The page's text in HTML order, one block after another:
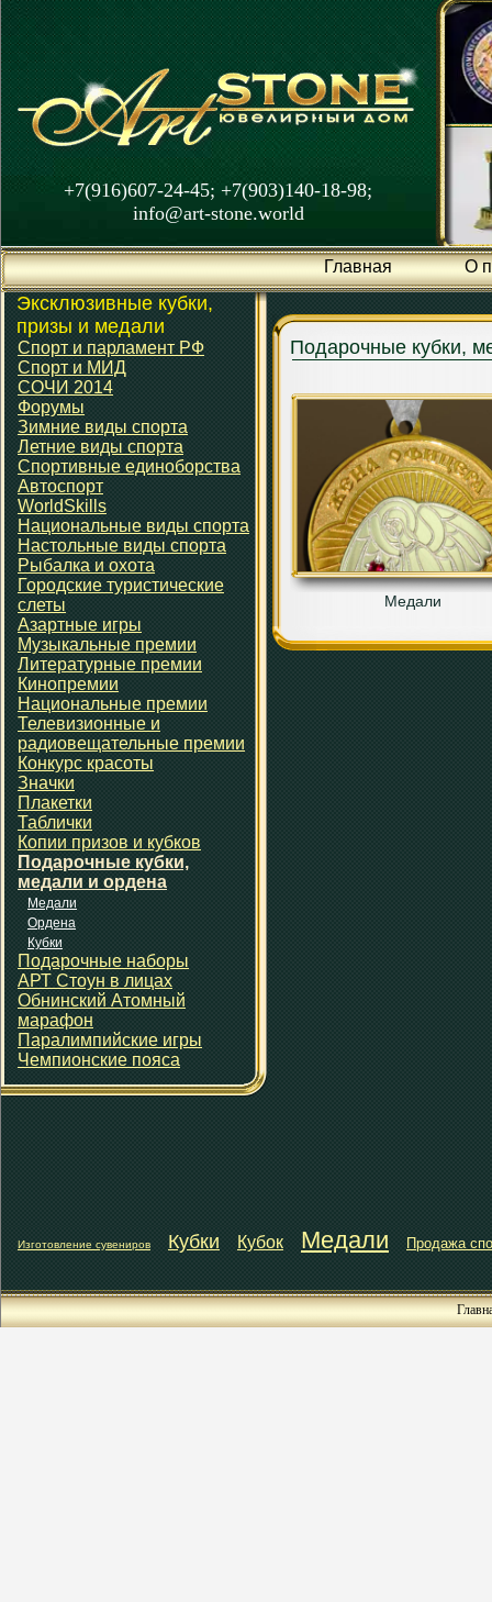
+7(916)607-24-45; +7(903)140-18-98;
info@art-stone.world
Главная О
Эксклюзивные кубки,
призы и медали
Спорт и парламент РФ
Спорт и МИД
СОЧИ 2014
Форумы
Зимние виды спорта
Летние виды спорта
Спортивные единоборства
Автоспорт
WorldSkills
Национальные виды спорта
Настольные виды спорта
Рыбалка и охота
Городские туристические
слеты
Азартные игры
Музыкальные премии
Литературные премии
Кинопремии
Национальные премии
Телевизионные и
радиовещательные премии
Конкурс красоты
Значки
Плакетки
Таблички
Копии призов и кубков
Подарочные кубки,
медали и ордена
Медали
Ордена
Кубки
Подарочные наборы
АРТ Стоун в лицах
Обнинский Атомный
марафон
Паралимпийские игры
Чемпионские пояса
Подарочные кубки,
Медали
Изготовление сувениров Кубки Кубок Медали Продажа